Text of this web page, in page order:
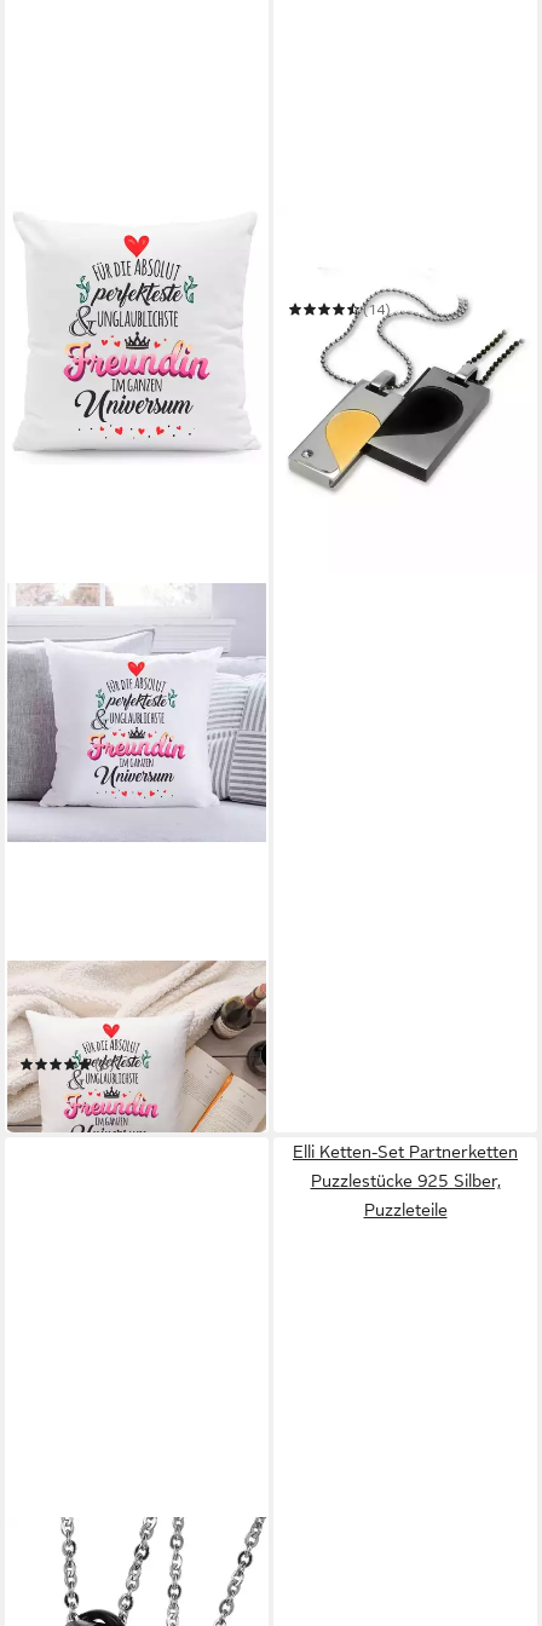
GRAVURZEILE
Zierkissen mit Spruch - Für
die perfekte Freundin -
Geschenk für Freunde -
(3)
ab 14,90 €
in 2-3 Werktagen bei dir
Liebe Herz Partnerschaft
(14)
83,97 € UVP
-10%
in 6-8 Werktagen bei dir
Elli Ketten-Set Partnerketten
Puzzlestücke 925 Silber,
Puzzleteile